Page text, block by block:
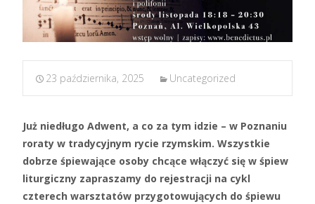
23 października, 2025 Uncategorized
Już niedługo Adwent, a co za tym idzie – w Poznaniu
roraty w tradycyjnym rycie rzymskim. Wszystkie
dobrze śpiewające osoby chcące włączyć się w śpiew
liturgiczny zapraszamy do rejestracji na cykl
czterech warsztatów przygotowujących do śpiewu